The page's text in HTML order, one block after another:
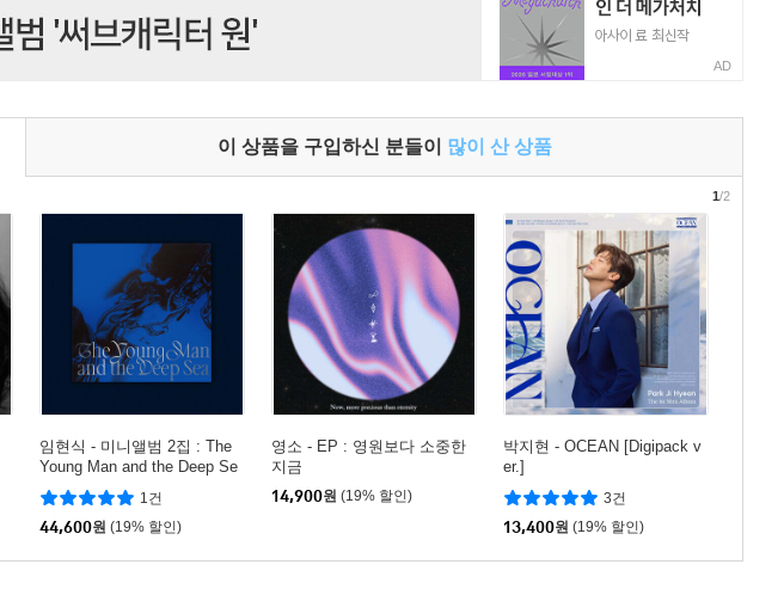
AD
이 상품을 구입하신 분들이 많이 산 상품
임현식 - 미니앨범 2집 : The
Young Man and the Deep Se
a [컬러 LP]
1건
44,600원 (19% 할인)
영소 - EP : 영원보다 소중한
지금
14,900원 (19% 할인)
박지현 - OCEAN [Digipack v
er.]
3건
13,400원 (19% 할인)
1/2